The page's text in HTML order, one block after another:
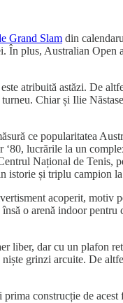
Grand Slam din
plus, Australian
atribuită astăzi. De
Chiar și Ilie
ce popularitatea
lucrările la un
Național de
istorie și triplu campion
acoperit, motiv
o arenă indoor pentru
dar cu un plafon
grinzi arcuite. De
construcție de